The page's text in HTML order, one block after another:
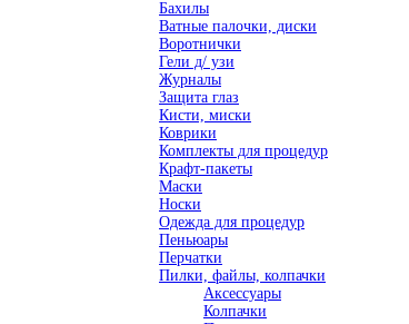
Бахилы
Ватные палочки, диски
Воротнички
Гели д/ узи
Журналы
Защита глаз
Кисти, миски
Коврики
Комплекты для процедур
Крафт-пакеты
Маски
Носки
Одежда для процедур
Пеньюары
Перчатки
Пилки, файлы, колпачки
Аксессуары
Колпачки